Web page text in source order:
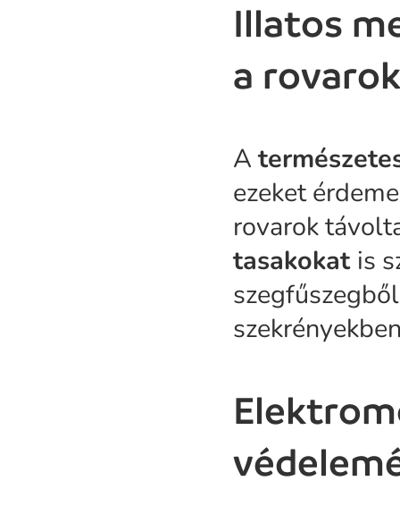
Illatos
a
A
ezeket
rovarok
tasakokat is